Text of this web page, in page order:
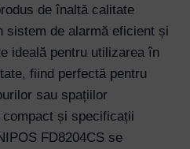
de înaltă calitate
sistem de alarmă eficient și
ideală pentru utilizarea în
fiind perfectă pentru
sau spațiilor
și specificații
FD8204CS se